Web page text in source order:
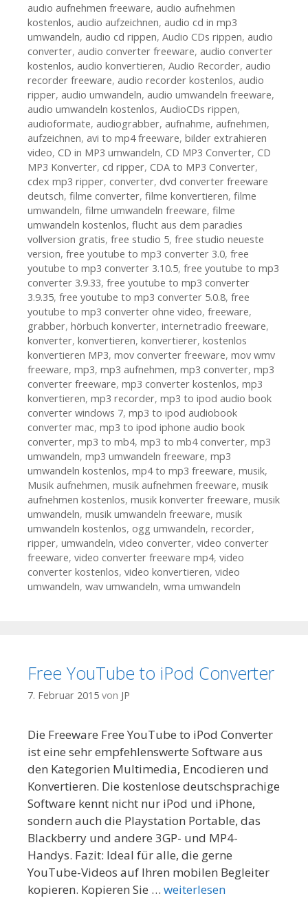
audio aufnehmen freeware, audio aufnehmen
kostenlos, audio aufzeichnen, audio cd in mp3
umwandeln, audio cd rippen, Audio CDs rippen, audio
converter, audio converter freeware, audio converter
kostenlos, audio konvertieren, Audio Recorder, audio
recorder freeware, audio recorder kostenlos, audio
ripper, audio umwandeln, audio umwandeln freeware,
audio umwandeln kostenlos, AudioCDs rippen,
audioformate, audiograbber, aufnahme, aufnehmen,
aufzeichnen, avi to mp4 freeware, bilder extrahieren
video, CD in MP3 umwandeln, CD MP3 Converter, CD
MP3 Konverter, cd ripper, CDA to MP3 Converter,
cdex mp3 ripper, converter, dvd converter freeware
deutsch, filme converter, filme konvertieren, filme
umwandeln, filme umwandeln freeware, filme
umwandeln kostenlos, flucht aus dem paradies
vollversion gratis, free studio 5, free studio neueste
version, free youtube to mp3 converter 3.0, free
youtube to mp3 converter 3.10.5, free youtube to mp3
converter 3.9.33, free youtube to mp3 converter
3.9.35, free youtube to mp3 converter 5.0.8, free
youtube to mp3 converter ohne video, freeware,
grabber, hörbuch konverter, internetradio freeware,
konverter, konvertieren, konvertierer, kostenlos
konvertieren MP3, mov converter freeware, mov wmv
freeware, mp3, mp3 aufnehmen, mp3 converter, mp3
converter freeware, mp3 converter kostenlos, mp3
konvertieren, mp3 recorder, mp3 to ipod audio book
converter windows 7, mp3 to ipod audiobook
converter mac, mp3 to ipod iphone audio book
converter, mp3 to mb4, mp3 to mb4 converter, mp3
umwandeln, mp3 umwandeln freeware, mp3
umwandeln kostenlos, mp4 to mp3 freeware, musik,
Musik aufnehmen, musik aufnehmen freeware, musik
aufnehmen kostenlos, musik konverter freeware, musik
umwandeln, musik umwandeln freeware, musik
umwandeln kostenlos, ogg umwandeln, recorder,
ripper, umwandeln, video converter, video converter
freeware, video converter freeware mp4, video
converter kostenlos, video konvertieren, video
umwandeln, wav umwandeln, wma umwandeln
Free YouTube to iPod Converter
7. Februar 2015 von JP
Die Freeware Free YouTube to iPod Converter
ist eine sehr empfehlenswerte Software aus
den Kategorien Multimedia, Encodieren und
Konvertieren. Die kostenlose deutschsprachige
Software kennt nicht nur iPod und iPhone,
sondern auch die Playstation Portable, das
Blackberry und andere 3GP- und MP4-
Handys. Fazit: Ideal für alle, die gerne
YouTube-Videos auf Ihren mobilen Begleiter
kopieren. Kopieren Sie … weiterlesen